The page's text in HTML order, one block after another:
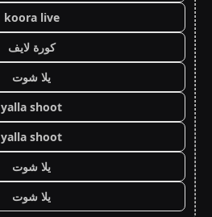
koora live
كورة لايف
يلا شوت
yalla shoot
yalla shoot
يلا شوت
يلا شوت